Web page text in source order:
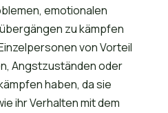
emotionalen
zu kämpfen
von Vorteil
Angstzuständen oder
haben, da sie
ihr Verhalten mit dem